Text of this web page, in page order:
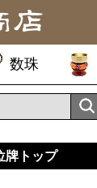
数珠
牌トップ